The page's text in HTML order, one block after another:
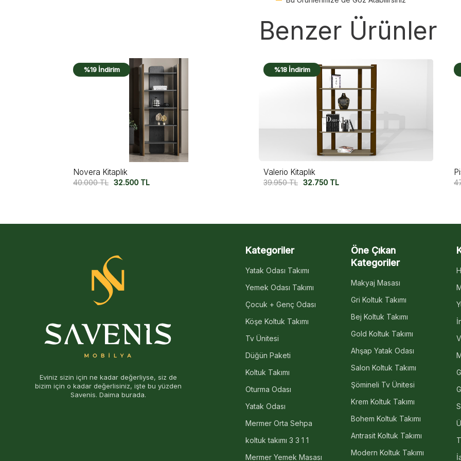
Benzer Ürünler
%18 İndirim
Valerio Kitaplık
39.950TL 32.750TL
%21 İndirim
Pisa Kitaplık
47.500TL 37.500TL
Eviniz sizin için ne kadar değerliyse, siz de
bizim için o kadar değerlisiniz, işte bu yüzden
Savenis. Daima burada.
Kategoriler
Yatak Odası Takımı
Yemek Odası Takımı
Çocuk + Genç Odası
Köşe Koltuk Takımı
Tv Ünitesi
Düğün Paketi
Koltuk Takımı
Oturma Odası
Yatak Odası
Mermer Orta Sehpa
koltuk takımı 3 3 1 1
Mermer Yemek Masası
Öne Çıkan
Kategoriler
Makyaj Masası
Gri Koltuk Takımı
Bej Koltuk Takımı
Gold Koltuk Takımı
Ahşap Yatak Odası
Salon Koltuk Takımı
Şömineli Tv Ünitesi
Krem Koltuk Takımı
Bohem Koltuk Takımı
Antrasit Koltuk Takımı
Modern Koltuk Takımı